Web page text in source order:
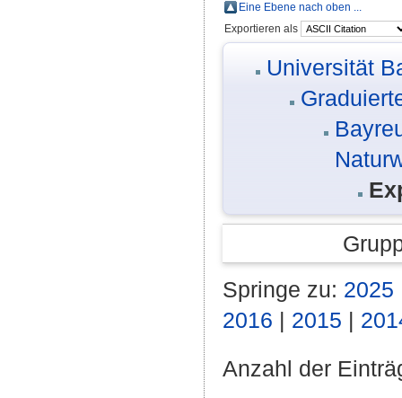
Eine Ebene nach oben ...
Exportieren als
Universität
Springe zu: 2025
2016 | 2015 |
Anzahl der